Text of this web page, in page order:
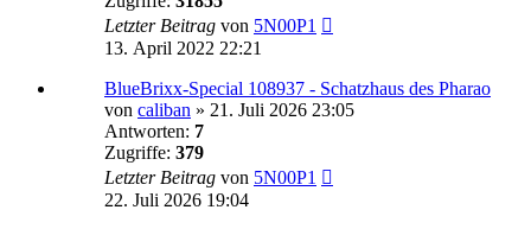
Letzter Beitrag von 5N00P1
13. April 2022 22:21
BlueBrixx-Special 108937 - Schatzhaus des Pharao
von caliban » 21. Juli 2026 23:05
Antworten: 7
Zugriffe: 379
Letzter Beitrag von 5N00P1
22. Juli 2026 19:04